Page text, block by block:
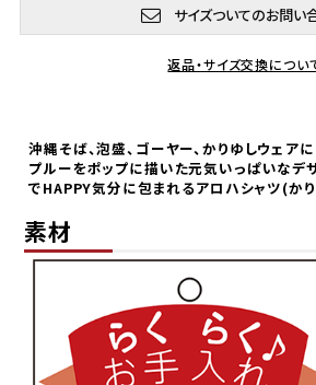
サイズついてのお問い
返品・サイズ交換につい
沖縄そば、泡盛、ゴーヤー、かりゆしウェア
プルーをポップに描いた元気いっぱいなデ
でHAPPY気分に包まれるアロハシャツ(かり
素材